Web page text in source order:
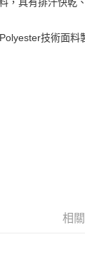
大哥大用戶可立即使
期的期數、繳款截止
金額請依後續交易確
認交易或遇審核未通
哥付你分期」於每月
後才付款」的支付
技術面料
相